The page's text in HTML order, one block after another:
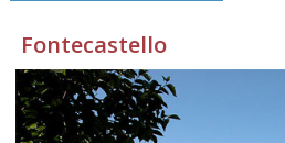
Fontecastello